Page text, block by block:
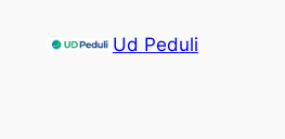
Ud Peduli